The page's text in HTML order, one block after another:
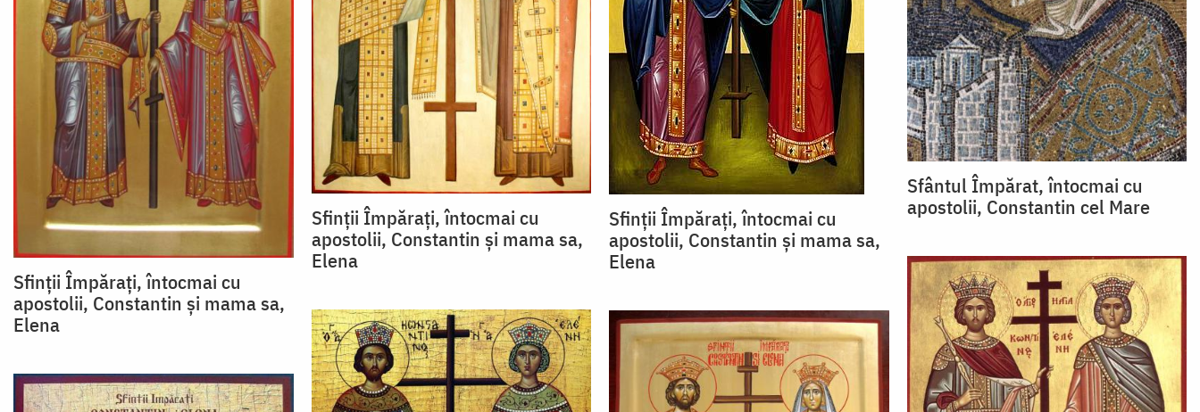
Sfântul Împărat, întocmai cu
apostolii, Constantin cel Mare
Sfinții Împărați, întocmai cu
apostolii, Constantin și mama sa,
Elena
Sfinții Împărați, întocmai cu
apostolii, Constantin și mama sa,
Elena
Sfinții Împărați, întocmai cu
apostolii, Constantin și mama sa,
Elena